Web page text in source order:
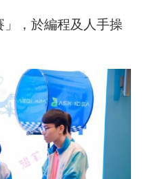
，於編程及人手操